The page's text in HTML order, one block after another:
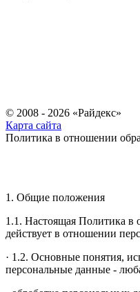
© 2008 - 2026 «Райдекс»
Карта сайта
Политика в отношении
1. Общие положения
1.1. Настоящая Политика в
действует в отношении
· 1.2. Основные понятия,
персональные данные -